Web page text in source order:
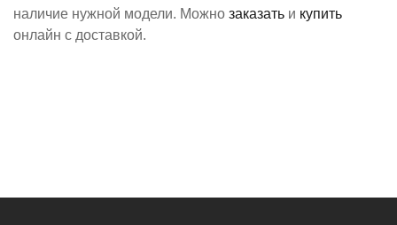
наличие нужной модели. Можно заказать и купить
онлайн с доставкой.